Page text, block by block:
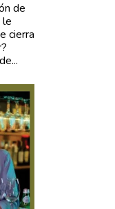
de
le
cierra